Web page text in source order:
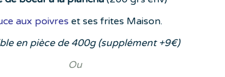
aux poivres et ses frites Maison.
en pièce de 400g (supplément +9€)
Ou